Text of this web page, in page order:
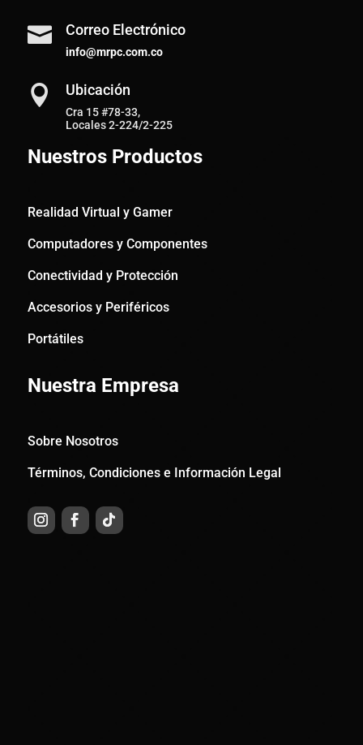
 Correo Electrónico
info@mrpc.com.co
 Ubicación
Cra 15 #78-33,
Locales 2-224/2-225
Nuestros Productos
Realidad Virtual y Gamer
Computadores y Componentes
Conectividad y Protección
Accesorios y Periféricos
Portátiles
Nuestra Empresa
Sobre Nosotros
Términos, Condiciones e Información Legal